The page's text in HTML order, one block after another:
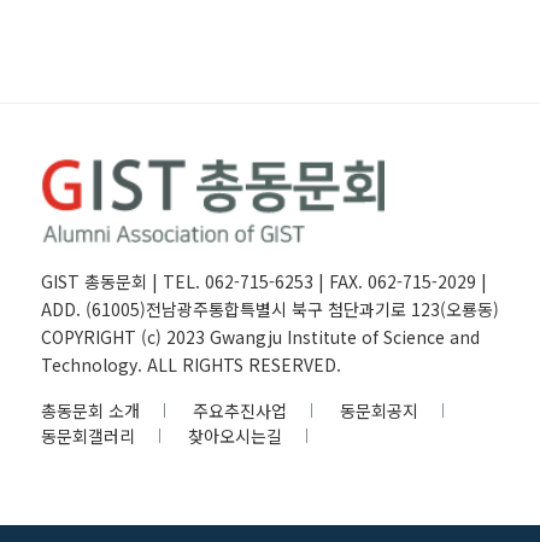
GIST 총동문회 | TEL. 062-715-6253 | FAX. 062-715-2029 |
ADD. (61005)전남광주통합특별시 북구 첨단과기로 123(오룡동)
COPYRIGHT (c) 2023 Gwangju Institute of Science and
Technology. ALL RIGHTS RESERVED.
총동문회 소개
주요추진사업
동문회공지
동문회갤러리
찾아오시는길